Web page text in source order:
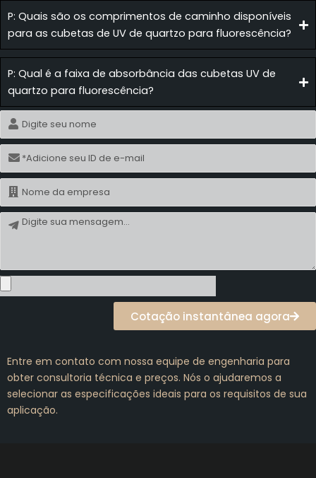
P: Quais são os comprimentos de caminho disponíveis
para as cubetas de UV de quartzo para fluorescência?
P: Qual é a faixa de absorbância das cubetas UV de
quartzo para fluorescência?
Nome
E-
mail
Nome
Mensagem
Cotação instantânea agora
Entre em contato com nossa equipe de engenharia para
obter consultoria técnica e preços. Nós o ajudaremos a
selecionar as especificações ideais para os requisitos de sua
aplicação.